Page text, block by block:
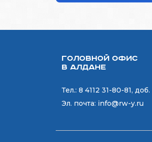
Головной офис
в Алдане
Тел.: 8 4112 31-80-81, доб.
Эл. почта: info@rw-y.ru